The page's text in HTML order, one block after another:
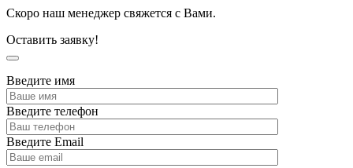
Скоро наш менеджер свяжется с Вами.
Оставить заявку!
Введите имя
Введите телефон
Введите Email